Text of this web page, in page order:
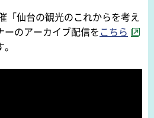
「仙台の観光のこれからを考え
ーのアーカイブ配信をこちら